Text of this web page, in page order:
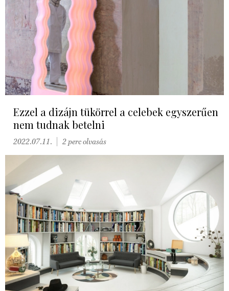
Ezzel a dizájn tükörrel a celebek egyszerűen
nem tudnak betelni
2022.07.11. 2 perc olvasás